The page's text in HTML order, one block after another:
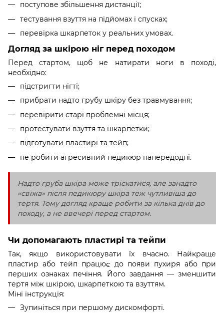
поступове збільшення дистанції;
тестування взуття на підйомах і спусках;
перевірка шкарпеток у реальних умовах.
Догляд за шкірою ніг перед походом
Перед стартом, щоб не натирати ноги в поході,
необхідно:
підстригти нігті;
прибрати надто грубу шкіру без травмування;
перевірити старі проблемні місця;
протестувати взуття та шкарпетки;
підготувати пластирі та тейп;
не робити агресивний педикюр напередодні.
Надто груба шкіра може тріскатися, але занадто
«свіжа» після педикюру шкіра теж чутливіша до
тертя. Тому догляд краще робити за кілька днів до
походу, а не ввечері перед стартом.
Чи допомагають пластирі та тейпи
Так, якщо використовувати їх вчасно. Найкраще
пластир або тейп працює до появи пухиря або при
перших ознаках печіння. Його завдання — зменшити
тертя між шкірою, шкарпеткою та взуттям.
Міні інструкція:
Зупиніться при першому дискомфорті.